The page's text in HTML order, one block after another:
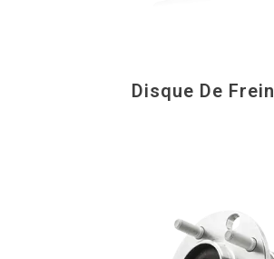
Disque De Frein